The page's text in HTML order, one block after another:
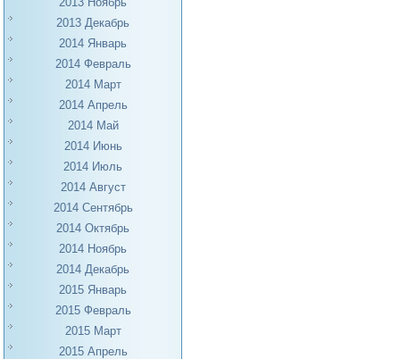
2013 Декабрь
2014 Январь
2014 Февраль
2014 Март
2014 Апрель
2014 Май
2014 Июнь
2014 Июль
2014 Август
2014 Сентябрь
2014 Октябрь
2014 Ноябрь
2014 Декабрь
2015 Январь
2015 Февраль
2015 Март
2015 Апрель